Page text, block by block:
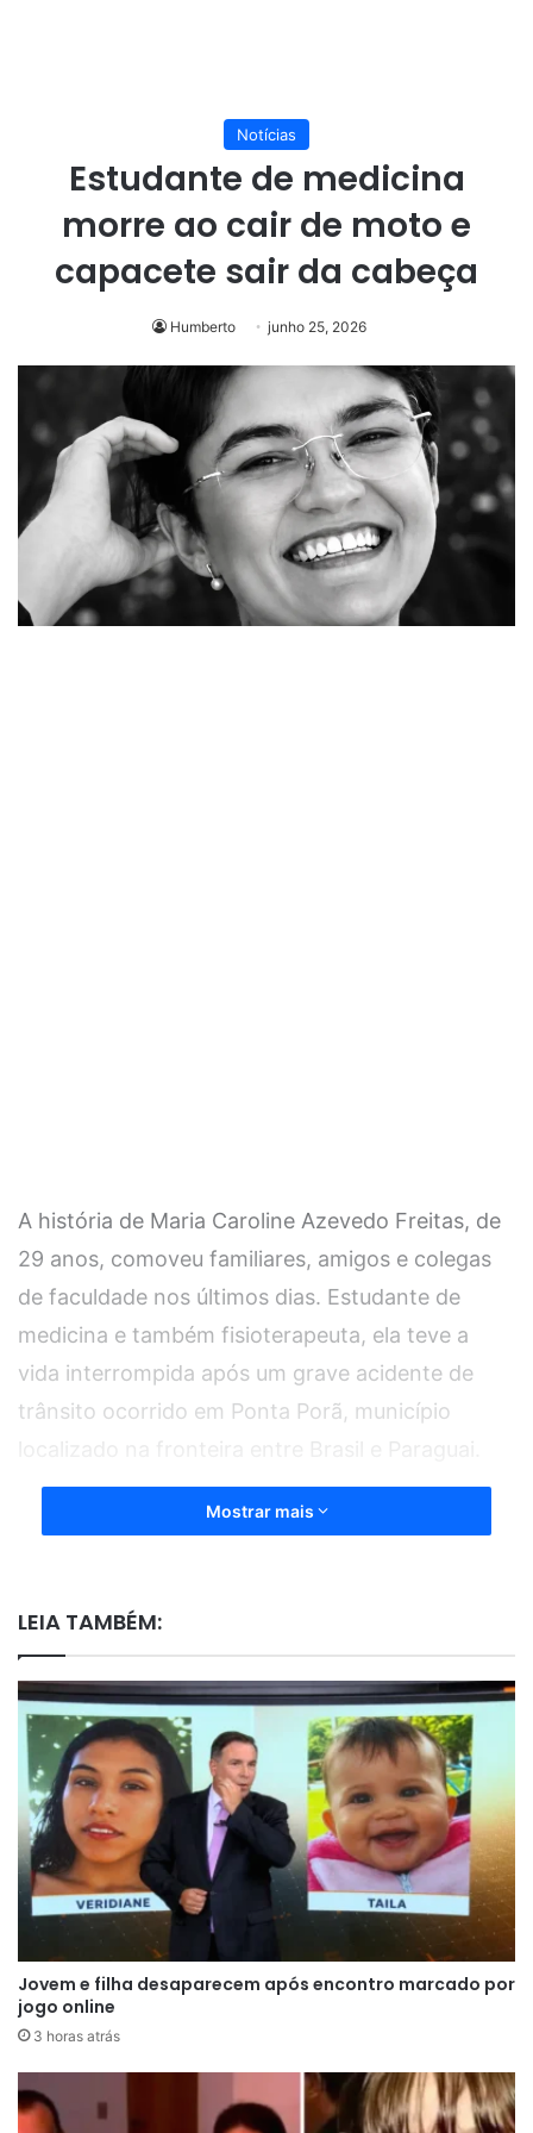
Notícias
Estudante de medicina
morre ao cair de moto e
capacete sair da cabeça
Humberto junho 25, 2026
A história de Maria Caroline Azevedo Freitas, de
29 anos, comoveu familiares, amigos e colegas
de faculdade nos últimos dias. Estudante de
medicina e também fisioterapeuta, ela teve a
vida interrompida após um grave acidente de
trânsito ocorrido em Ponta Porã, município
localizado na fronteira entre Brasil e Paraguai.
quando seguia para buscar o irmão na escola.
Mostrar mais
LEIA TAMBÉM:
Jovem e filha desaparecem após encontro marcado por
jogo online
3 horas atrás